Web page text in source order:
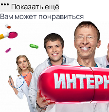
Показать ещё
Вам может понравиться